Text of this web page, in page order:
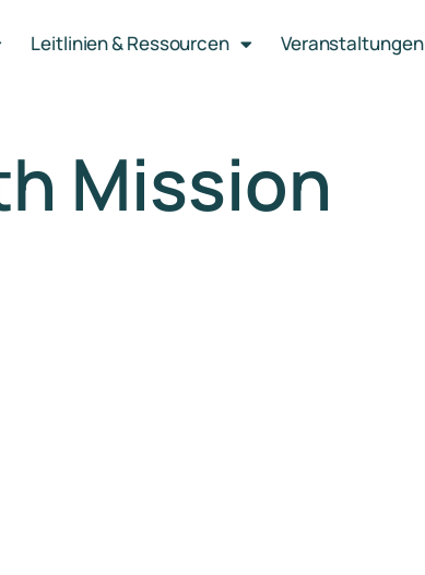
Leitlinien & Ressourcen Veranstaltungen
Mission